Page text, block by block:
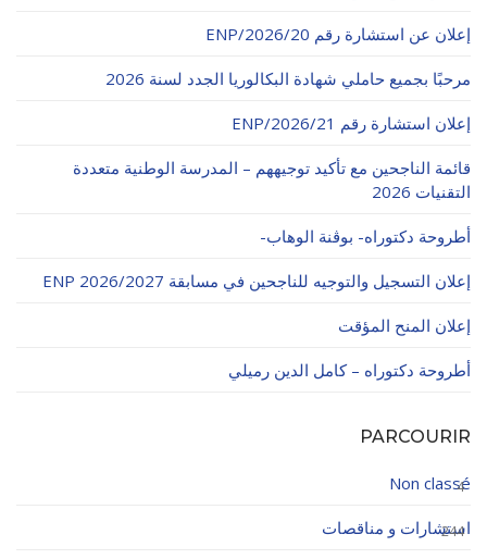
ميثاق الأداب والأخلاقيات الجامعية
إعلان عن استشارة رقم 20/ENP/2026
مرحبًا بجميع حاملي شهادة البكالوريا الجدد لسنة 2026
إعلان استشارة رقم 21/ENP/2026
قائمة الناجحين مع تأكيد توجيههم – المدرسة الوطنية متعددة
التقنيات 2026
أطروحة دكتوراه- بوڨنة الوهاب-
إعلان التسجيل والتوجيه للناجحين في مسابقة ENP 2026/2027
إعلان المنح المؤقت
أطروحة دكتوراه – كامل الدين رميلي
PARCOURIR
Non classé
4
استشارات و مناقصات
244